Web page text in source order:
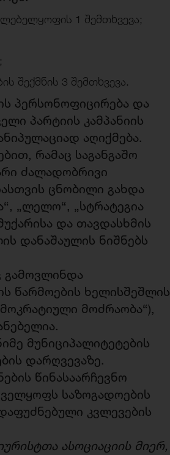
1 შემთხვევა;
შექმნის 3 შემთხვევა.
პერსონოფიცირება და
პარტიის კამპანიის
აღიქმება.
რამაც საგანგაშო
ძალადობრივი
ცნობილი გახდა
„ლელო“, „სტრატეგია
და თავდასხმის
დანაშაულის ნიშნებს
გამოვლინდა
წარმოების ხელისშეშლის
მოძრაობა“),
მუნიციპალიტეტების
დარღვევაზე.
წინასაარჩევნო
საზოგადოების
კვლევების
ასოციაციის მიერ,